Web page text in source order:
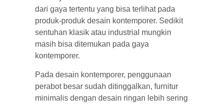
dari gaya tertentu yang bisa terlihat pada
produk-produk desain kontemporer. Sedikit
sentuhan klasik atau industrial mungkin
masih bisa ditemukan pada gaya
kontemporer.
Pada desain kontemporer, penggunaan
perabot besar sudah ditinggalkan, furnitur
minimalis dengan desain ringan lebih sering